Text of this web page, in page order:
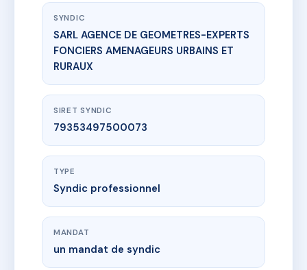
SYNDIC
SARL AGENCE DE GEOMETRES-EXPERTS
FONCIERS AMENAGEURS URBAINS ET
RURAUX
SIRET SYNDIC
79353497500073
TYPE
Syndic professionnel
MANDAT
un mandat de syndic